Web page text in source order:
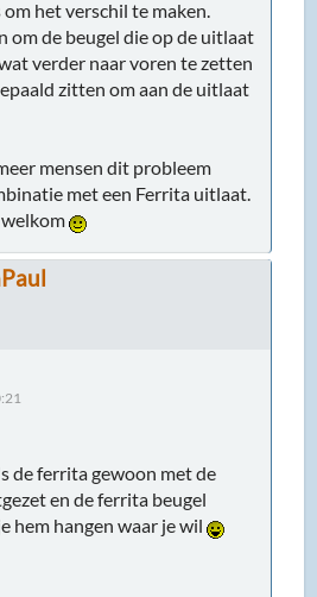
het verschil te maken.
om de beugel die op de uitlaat
verder naar voren te zetten
zitten om aan de uitlaat
mensen dit probleem
met een Ferrita uitlaat.
welkom
de ferrita gewoon met de
en de ferrita beugel
hem hangen waar je wil